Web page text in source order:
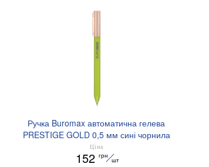
Ручка Buromax автоматична гелева
PRESTIGE GOLD 0,5 мм сині чорнила
BM.83101
Ціна
152 грн
шт